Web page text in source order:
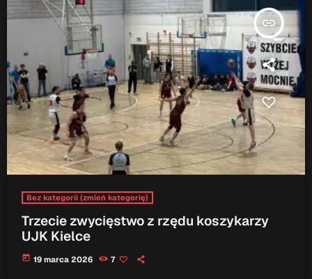
insert_link
Bez kategorii (zmień kategorię)
Trzecie zwycięstwo z rzędu koszykarzy
UJK Kielce
today 19 marca 2026 7